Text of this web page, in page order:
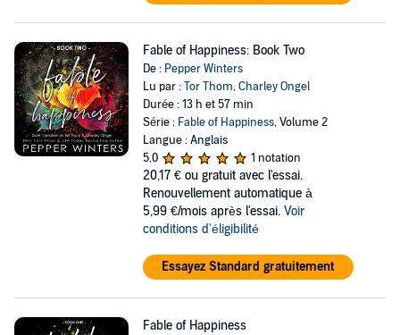
Fable of Happiness: Book Two
De : Pepper Winters
Lu par :Tor Thom,Charley Ongel
Durée : 13 h et 57 min
Série : Fable of Happiness, Volume 2
Langue : Anglais
5,0
1 notation
20,17 € ou gratuit avec l'essai.
Renouvellement automatique à
5,99 €/mois après l'essai. Voir
conditions d'éligibilité
Essayez Standard gratuitement
Fable of Happiness